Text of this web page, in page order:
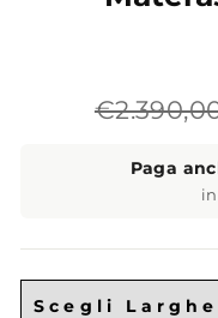
Prezzo
Paga
Scegli